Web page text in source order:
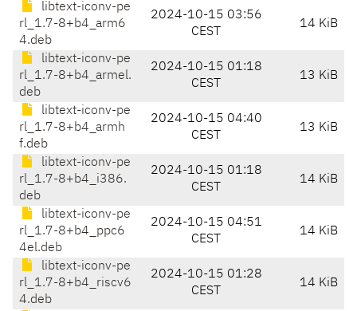
libtext-iconv-pe
rl_1.7-8+b4_arm6
4.deb
2024-10-15 03:56
CEST
14 KiB
libtext-iconv-pe
rl_1.7-8+b4_armel.
deb
2024-10-15 01:18
CEST
13 KiB
libtext-iconv-pe
rl_1.7-8+b4_armh
f.deb
2024-10-15 04:40
CEST
13 KiB
libtext-iconv-pe
rl_1.7-8+b4_i386.
deb
2024-10-15 01:18
CEST
14 KiB
libtext-iconv-pe
rl_1.7-8+b4_ppc6
4el.deb
2024-10-15 04:51
CEST
14 KiB
libtext-iconv-pe
rl_1.7-8+b4_riscv6
4.deb
2024-10-15 01:28
CEST
14 KiB